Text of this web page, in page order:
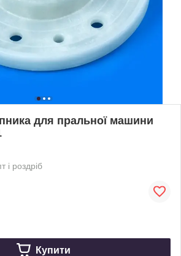
для пральної машини
і роздріб
Купити